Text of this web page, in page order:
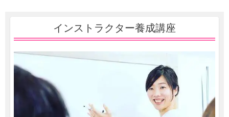
インストラクター養成講座